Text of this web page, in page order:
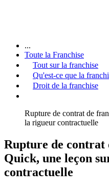
...
Toute la Franchise
Tout sur la franchise
Qu'est-ce que la
Droit de la franchise
Rupture de contrat de
la rigueur contractuelle
Rupture de
Quick, une leçon
contractuelle